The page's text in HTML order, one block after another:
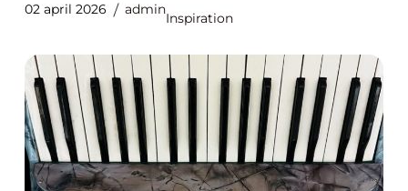
02 april 2026 admin
Inspiration